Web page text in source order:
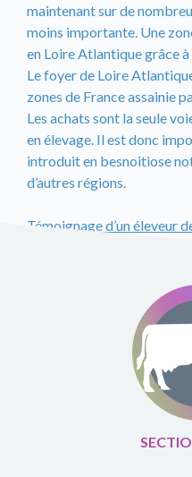
maintenant sur de
moins importante. Une
en Loire Atlantique grâce
Le foyer de Loire
zones de France assainie
Les achats sont la seule
en élevage. Il est donc
introduit en besnoitiose
d’autres régions.
Témoignage d’un éleveur